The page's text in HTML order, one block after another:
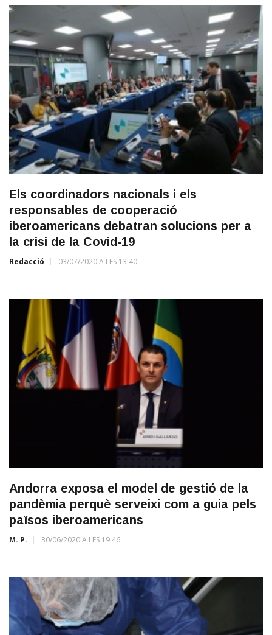
Els coordinadors nacionals i els
responsables de cooperació
iberoamericans debatran solucions per a
la crisi de la Covid-19
Redacció 03/07/2020 A LES 13:40
Andorra exposa el model de gestió de la
pandèmia perquè serveixi com a guia pels
països iberoamericans
M. P. 30/06/2020 A LES 19:46